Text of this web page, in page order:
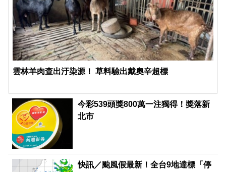
雲林羊肉查出汙染源！ 草料驗出戴奧辛超標
今彩539頭獎800萬一注獨得！獎落新
北市
快訊／颱風假最新！全台9地達標「停